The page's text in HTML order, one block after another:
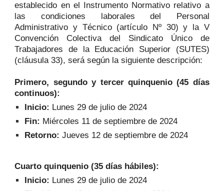
establecido en el Instrumento Normativo relativo a
las condiciones laborales del Personal
Administrativo y Técnico (artículo Nº 30) y la V
Convención Colectiva del Sindicato Único de
Trabajadores de la Educación Superior (SUTES)
(cláusula 33), será según la siguiente descripción:
Primero, segundo y tercer quinquenio (45 días
continuos):
Inicio: Lunes 29 de julio de 2024
Fin: Miércoles 11 de septiembre de 2024
Retorno: Jueves 12 de septiembre de 2024
Cuarto quinquenio (35 días hábiles):
Inicio: Lunes 29 de julio de 2024